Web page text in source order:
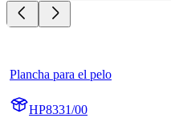
Plancha para el pelo
HP8331/00